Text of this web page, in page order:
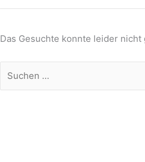
Das Gesuchte konnte leider
nach: